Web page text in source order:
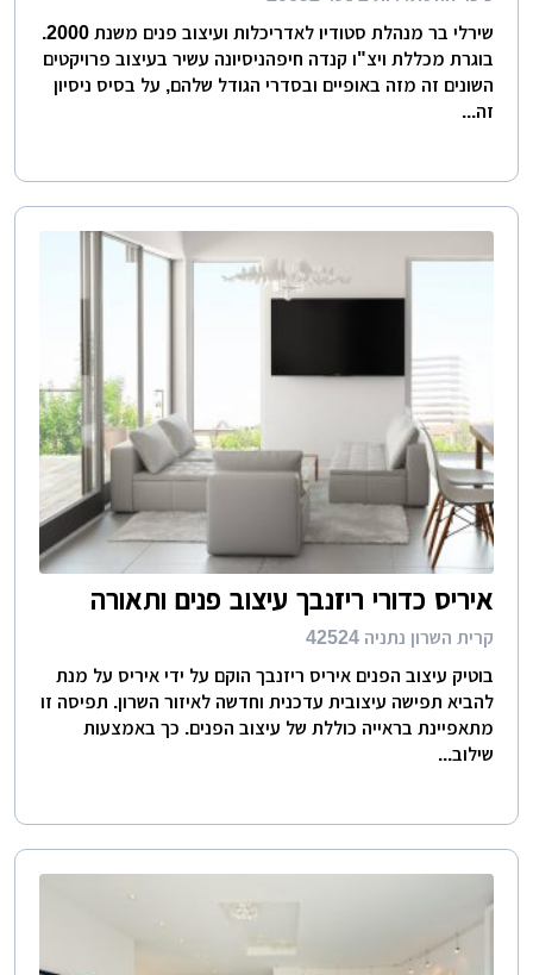
שירלי בר מנהלת סטודיו לאדריכלות ועיצוב פנים משנת 2000.
בוגרת מכללת ויצ"ו קנדה חיפהניסיונה עשיר בעיצוב פרויקטים
השונים זה מזה באופיים ובסדרי הגודל שלהם, על בסיס ניסיון
זה...
איריס כדורי ריזנבך עיצוב פנים ותאורה
קרית השרון נתניה 42524
בוטיק עיצוב הפנים איריס ריזנבך הוקם על ידי איריס על מנת
להביא תפישה עיצובית עדכנית וחדשה לאיזור השרון. תפיסה זו
מתאפיינת בראייה כוללת של עיצוב הפנים. כך באמצעות
שילוב...